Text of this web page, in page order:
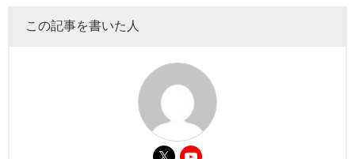
この記事を書いた人